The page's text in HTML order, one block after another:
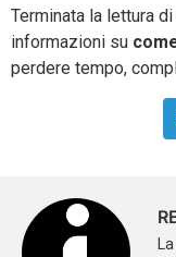
Terminata la lettura
informazioni su
perdere tempo,